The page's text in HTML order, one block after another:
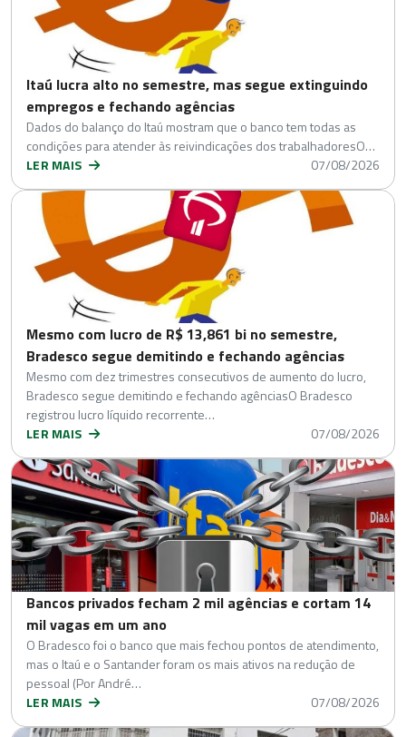
Itaú lucra alto no semestre, mas segue extinguindo
empregos e fechando agências
Dados do balanço do Itaú mostram que o banco tem todas as
condições para atender às reivindicações dos trabalhadoresO…
LER MAIS
07/08/2026
Mesmo com lucro de R$ 13,861 bi no semestre,
Bradesco segue demitindo e fechando agências
Mesmo com dez trimestres consecutivos de aumento do lucro,
Bradesco segue demitindo e fechando agênciasO Bradesco
registrou lucro líquido recorrente…
LER MAIS
07/08/2026
Bancos privados fecham 2 mil agências e cortam 14
mil vagas em um ano
O Bradesco foi o banco que mais fechou pontos de atendimento,
mas o Itaú e o Santander foram os mais ativos na redução de
pessoal (Por André…
LER MAIS
07/08/2026